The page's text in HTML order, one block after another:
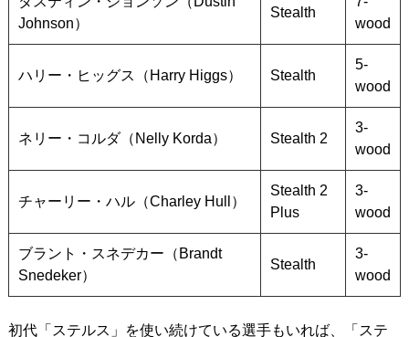
Johnson）
Stealth
wood
ハリー・ヒッグス（Harry Higgs） Stealth
5-
wood
ネリー・コルダ（Nelly Korda） Stealth 2
3-
wood
チャーリー・ハル（Charley Hull）
Stealth 2
Plus
3-
wood
ブラント・スネデカー（Brandt
Snedeker）
Stealth
3-
wood
初代「ステルス」を使い続けている選手もいれば、「ステ